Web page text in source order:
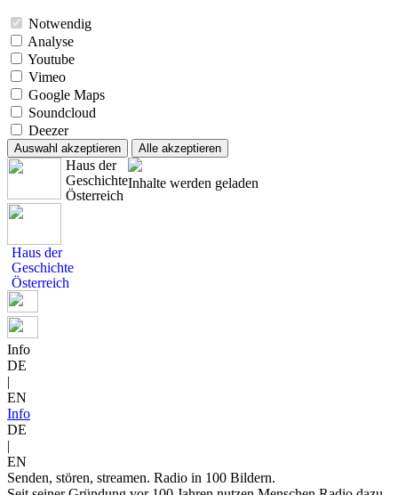
Notwendig
Analyse
Youtube
Vimeo
Google Maps
Soundcloud
Deezer
Auswahl akzeptieren Alle akzeptieren
Haus der
Geschichte
Österreich
Inhalte werden geladen
Haus der
Geschichte
Österreich
Info
DE
|
EN
Info
DE
|
EN
Senden, stören, streamen. Radio in 100 Bildern.